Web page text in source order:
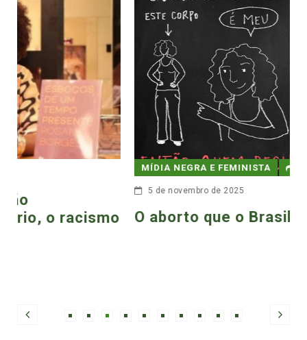
MÍDIA NEGRA E FEMINISTA
O aborto que o Brasil não quer ver